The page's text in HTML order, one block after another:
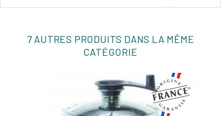
7 AUTRES PRODUITS DANS LA MÊME
CATÉGORIE